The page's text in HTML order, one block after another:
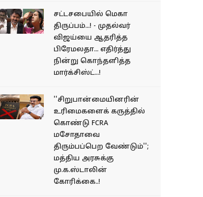
சட்டசபையில் மெகா
திருப்பம்...! - முதல்வர்
விஜய்யை ஆதரித்த
பிரேமலதா... எதிர்த்து
நின்று கொந்தளித்த
மார்க்சிஸ்ட்...!
''சிறுபான்மையினரின்
உரிமைகளைக் கருத்தில்
கொண்டு FCRA
மசோதாவை
திரும்பப்பெற வேண்டும்'';
மத்திய அரசுக்கு
மு.க.ஸ்டாலின்
கோரிக்கை..!